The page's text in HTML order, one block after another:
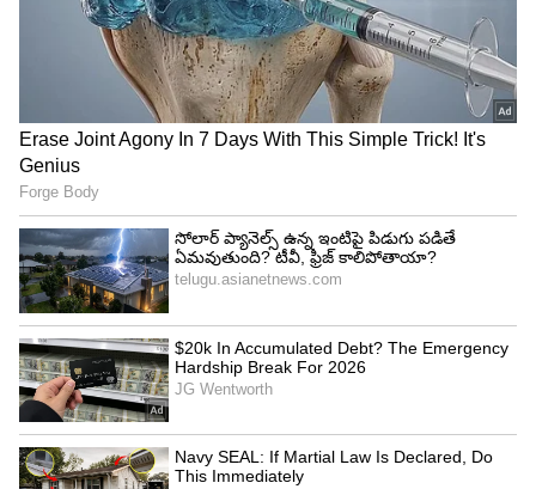
Kabzaa Trailer
విశ్లేషణ:
గత కొంతకాలంగా కన్నడ సినిమా కొత్త వెలుగు మొదలైంది.
ఇండియా మొత్తం కన్నడ పరిశ్రమ గురించి మాట్లాడుతోంది.
KGF, కాంతారా, 777 చార్లీ లు ట్రెండ్ సృష్టించాయి.
వీళ్లందరిలోకి రాకీ భాయ్ స్పెషల్ గా నిలబడి ఎంటర్టైన్మంట్
పంచాడు. అయితే మన పరిశ్రమలలో ఉన్న సమస్య
ఏమిటంటే...హిట్ కు చవకబారు అనుకరణ. ఈ సారీ అదే